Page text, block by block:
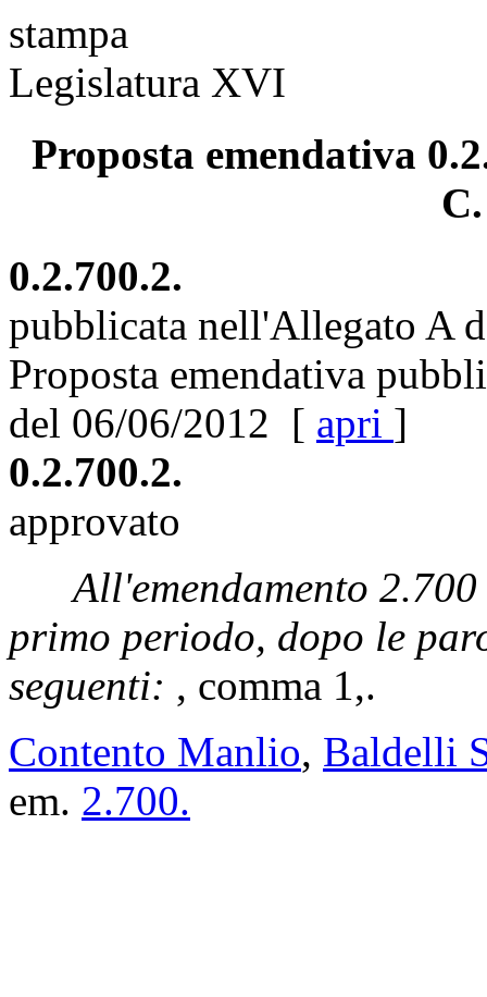
stampa
Legislatura XVI
Proposta emendativa
0.2.700.2.
pubblicata nell'Allegato A
Proposta emendativa
del 06/06/2012 [ apri ]
0.2.700.2.
approvato
All'emendamento
primo periodo, dopo le
seguenti: , comma 1,.
Contento Manlio, Baldelli
em. 2.700.